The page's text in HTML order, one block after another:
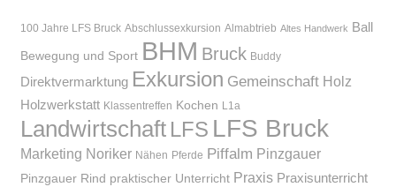
100 Jahre LFS Bruck Abschlussexkursion Almabtrieb Altes Handwerk Ball
Bewegung und Sport BHM Bruck Buddy
Direktvermarktung Exkursion Gemeinschaft Holz
Holzwerkstatt Klassentreffen Kochen L1a
Landwirtschaft LFS LFS Bruck
Marketing Noriker Nähen Pferde Piffalm Pinzgauer
Pinzgauer Rind praktischer Unterricht Praxis Praxisunterricht